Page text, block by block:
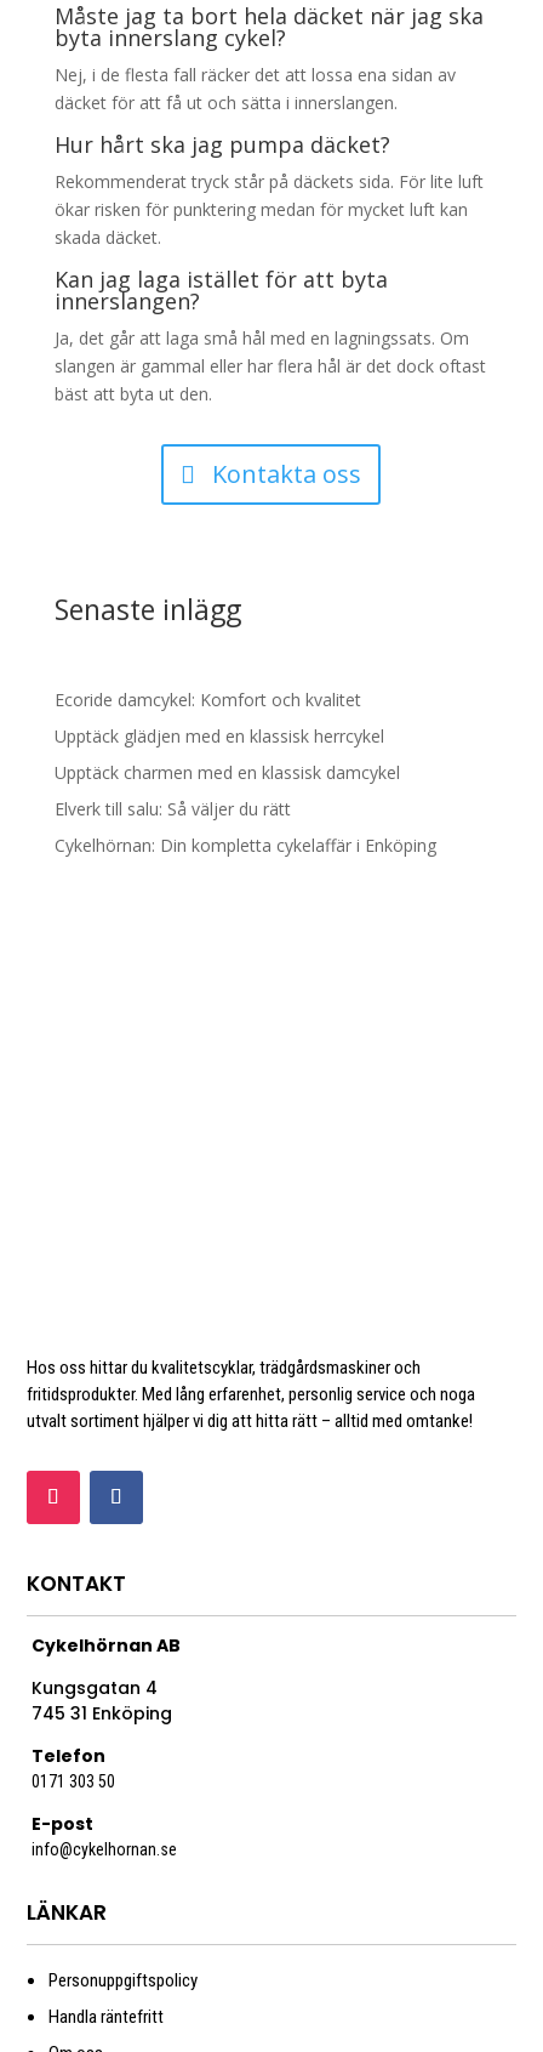
Måste jag ta bort hela däcket när jag ska
byta innerslang cykel?
Nej, i de flesta fall räcker det att lossa ena sidan av
däcket för att få ut och sätta i innerslangen.
Hur hårt ska jag pumpa däcket?
Rekommenderat tryck står på däckets sida. För lite luft
ökar risken för punktering medan för mycket luft kan
skada däcket.
Kan jag laga istället för att byta
innerslangen?
Ja, det går att laga små hål med en lagningssats. Om
slangen är gammal eller har flera hål är det dock oftast
bäst att byta ut den.
Kontakta oss
Senaste inlägg
Ecoride damcykel: Komfort och kvalitet
Upptäck glädjen med en klassisk herrcykel
Upptäck charmen med en klassisk damcykel
Elverk till salu: Så väljer du rätt
Cykelhörnan: Din kompletta cykelaffär i Enköping
Hos oss hittar du kvalitetscyklar, trädgårdsmaskiner och
fritidsprodukter. Med lång erfarenhet, personlig service och noga
utvalt sortiment hjälper vi dig att hitta rätt – alltid med omtanke!
KONTAKT
Cykelhörnan AB
Kungsgatan 4
745 31 Enköping
Telefon
0171 303 50
E-post
info@cykelhornan.se
LÄNKAR
Personuppgiftspolicy
Handla räntefritt